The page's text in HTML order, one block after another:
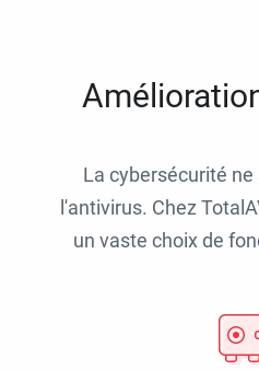
La cybersécurité
l'antivirus. Chez
un vaste choix de